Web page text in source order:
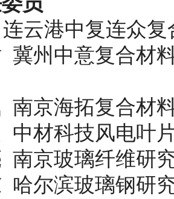
连云港中复连众
冀州中意复合材
南京海拓复合材
中材科技风电叶
南京玻璃纤维研
哈尔滨玻璃钢研